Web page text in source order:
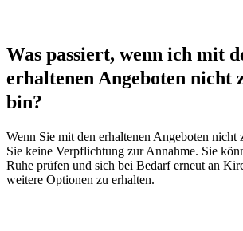
Was passiert, wenn ich mit
erhaltenen Angeboten nicht
bin?
Wenn Sie mit den erhaltenen Angeboten nicht
Sie keine Verpflichtung zur Annahme. Sie
Ruhe prüfen und sich bei Bedarf erneut an
weitere Optionen zu erhalten.